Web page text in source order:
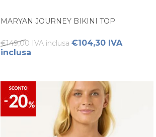
MARYAN JOURNEY BIKINI TOP
€149,00 IVA inclusa €104,30 IVA
inclusa